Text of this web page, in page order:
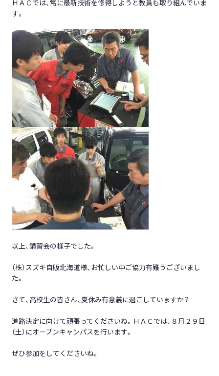
ＨＡＣでは、常に最新技術を修得しようと教員も取り組んでいま
す。
以上、講習会の様子でした。
（株）スズキ自販北海道様、お忙しい中ご協力有難うございまし
た。
さて、高校生の皆さん、夏休み有意義に過ごしていますか？
進路決定に向けて頑張ってくださいね。ＨＡＣでは、８月２９日
（土）にオープンキャンパスを行います。
ぜひ参加をしてくださいね。